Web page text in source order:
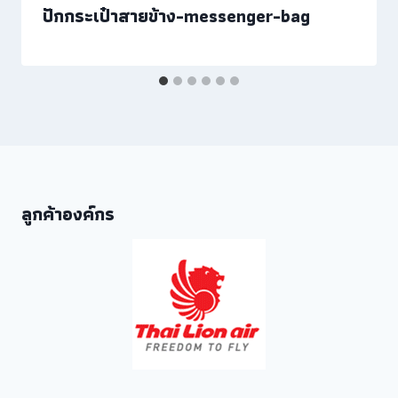
ปักกระเป๋าสายข้าง-messenger-bag
ลูกค้าองค์กร